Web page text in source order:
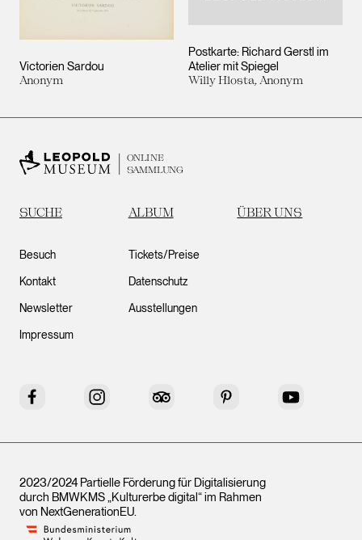
Victorien Sardou
Anonym
Postkarte: Richard Gerstl im
Atelier mit Spiegel
Willy Hlosta, Anonym
ONLINE
SAMMLUNG
SUCHE ALBUM ÜBER UNS
Besuch
Kontakt
Newsletter
Impressum
Tickets/Preise
Datenschutz
Ausstellungen
Facebook Instagram Tripadvisor Pinterest YouTube
2023/2024 Partielle Förderung für Digitalisierung
durch BMWKMS „Kulturerbe digital“ im Rahmen
von NextGenerationEU.